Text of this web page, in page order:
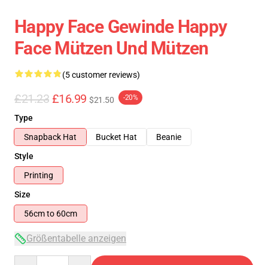
Happy Face Gewinde Happy
Face Mützen Und Mützen
(5 customer reviews)
£21.23 £16.99 $21.50 -20%
Type
Snapback Hat
Bucket Hat
Beanie
Style
Printing
Size
56cm to 60cm
Größentabelle anzeigen